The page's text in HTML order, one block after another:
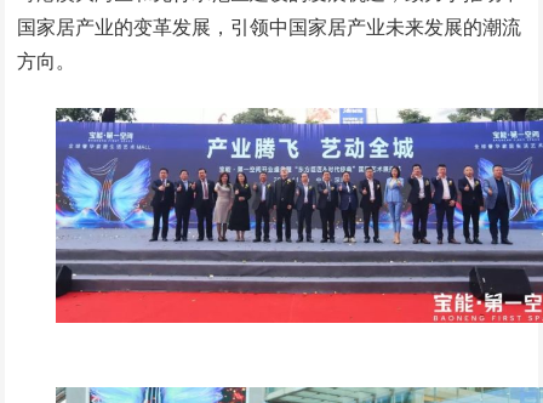
国家居产业的变革发展，引领中国家居产业未来发展的潮流
方向。